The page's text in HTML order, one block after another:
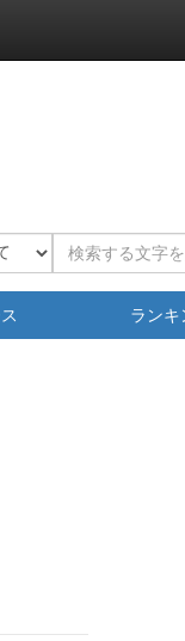
ランキ